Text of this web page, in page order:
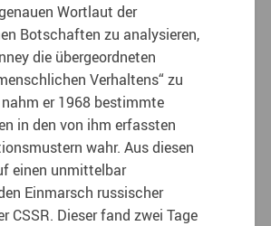
Wortlaut der
Botschaften zu analysieren,
die übergeordneten
Verhaltens“ zu
er 1968 bestimmte
in den von ihm erfassten
wahr. Aus diesen
einen unmittelbar
Einmarsch russischer
CSSR. Dieser fand zwei Tage